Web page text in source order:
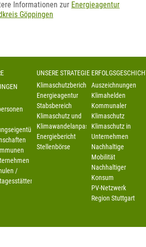
Informationen zur Energieagentur
Göppingen
/
UNSERE STRATEGIE
Klimaschutzbericht
Energieagentur
Stabsbereich
Klimaschutz und
Klimawandelanpassung
Energiebericht
Stellenbörse
Auszeichnungen
Klimahelden
Kommunaler
Klimaschutz
Klimaschutz in
Unternehmen
Nachhaltige
Mobilität
Nachhaltiger
Konsum
PV-Netzwerk
Region Stuttgart